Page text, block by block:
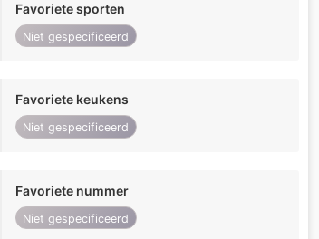
Favoriete sporten
Niet gespecificeerd
Favoriete keukens
Niet gespecificeerd
Favoriete nummer
Niet gespecificeerd